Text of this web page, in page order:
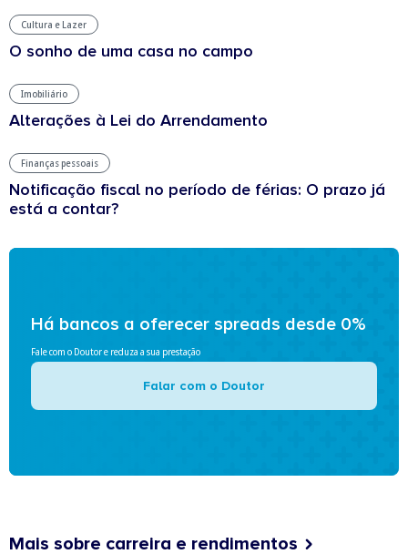
Cultura e Lazer
O sonho de uma casa no campo
Imobiliário
Alterações à Lei do Arrendamento
Finanças pessoais
Notificação fiscal no período de férias: O prazo já
está a contar?
Há bancos a oferecer spreads desde 0%
Fale com o Doutor e reduza a sua prestação
Falar com o Doutor
Mais sobre carreira e rendimentos